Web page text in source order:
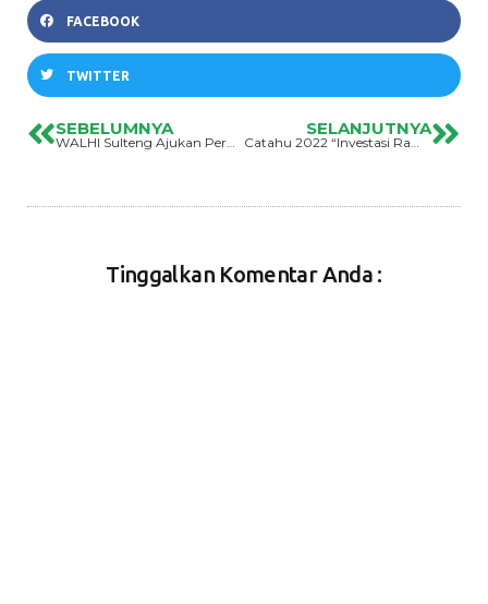
FACEBOOK
TWITTER
SEBELUMNYA
WALHI Sulteng Ajukan Perhutanan Sosial Di Desa Panjoka
SELANJUTNYA
Catahu 2022 “Investasi Rampas Ruang Hidup Rakyat Sulawesi Tengah”
Tinggalkan Komentar Anda :